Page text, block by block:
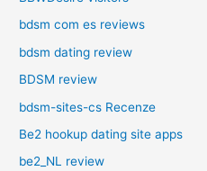
bdsm com es reviews
bdsm dating review
BDSM review
bdsm-sites-cs Recenze
Be2 hookup dating site apps
be2_NL review